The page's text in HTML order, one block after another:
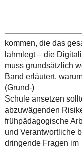
kommen, die das
lahmlegt – die
muss grundsätzlich
Band erläutert,
(Grund-)
Schule ansetzen
abzuwägenden
frühpädagogische
und Verantwortliche
dringende Fragen im